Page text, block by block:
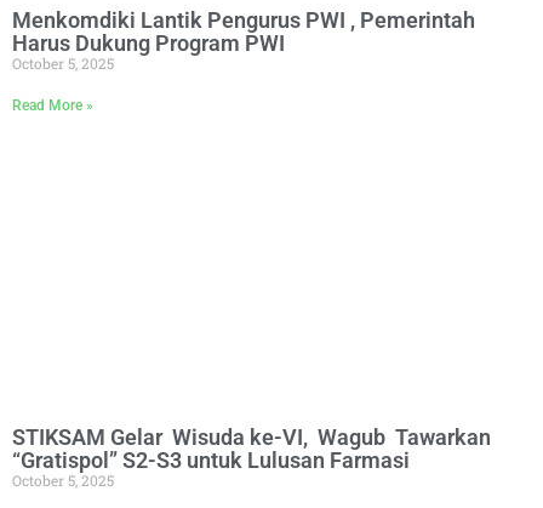
Menkomdiki Lantik Pengurus PWI , Pemerintah
Harus Dukung Program PWI
October 5, 2025
Read More »
STIKSAM Gelar Wisuda ke-VI, Wagub Tawarkan
“Gratispol” S2-S3 untuk Lulusan Farmasi
October 5, 2025